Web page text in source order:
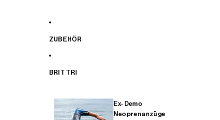
ZUBEHÖR
BRIT TRI
Ex-Demo
Neoprenanzüge